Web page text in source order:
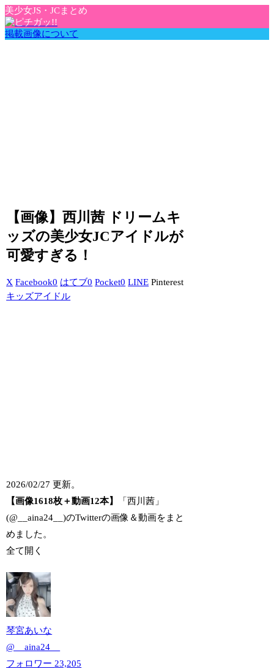
美少女JS・JCまとめ
掲載画像について
【画像】西川茜 ドリームキ
ッズの美少女JCアイドルが
可愛すぎる！
X Facebook0 はてブ0 Pocket0 LINE Pinterest
キッズアイドル
2026/02/27 更新。
【画像1618枚＋動画12本】
「西川茜」
(@__aina24__)のTwitterの画像＆動画をまと
めました。
全て開く
琴宮あいな
@ __aina24__
フォロワー 23,205